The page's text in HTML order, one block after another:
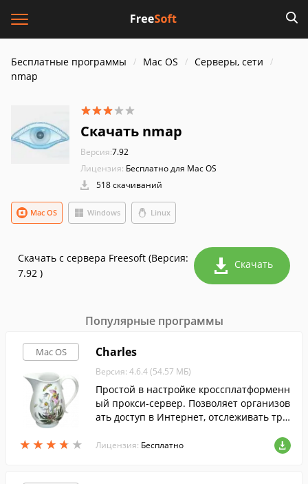
Бесплатные программы Mac OS
Серверы, сети
nmap
Скачать nmap
Версия:7.92
Лицензия: Бесплатно для Mac OS
518 скачиваний
Windows Linux
Mac OS
Скачать с сервера Freesoft (Версия:
7.92 )
Скачать
Популярные программы
Mac OS
★ ★ ★ ★ ★
★ ★ ★ ★ ★
Charles
Версия: 4.6.4 (54.57 МБ)
Простой в настройке кроссплатформенн
ый прокси-сервер. Позволяет организов
ать доступ в Интернет, отслеживать тра
Лицензия: Бесплатно